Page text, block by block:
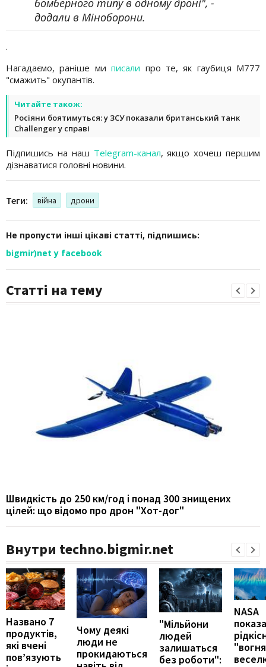
додали в Міноборони.
.
Нагадаємо, раніше миписали про те, як гаубиця M777
"смажить" окупантів.
Читайте також:
Росіяни боятимуться: у ЗСУ показали британський танк
Challenger у справі
Підпишись на наш Telegram-канал, якщо хочеш першим
дізнаватися головні новини.
Теги: війна дрони
Не пропусти інші цікаві статті, підпишись:
bigmir)net у facebook
Статті на тему
Швидкість до 250 км/год і понад 300 знищених
цілей: що відомо про дрон "Хот-дог"
Внутри techno.bigmir.net
Названо 7
продуктів,
які вчені
пов’язують
Чому деякі
люди не
прокидаються
"Мільйони
людей
залишаться
без роботи":
NASA